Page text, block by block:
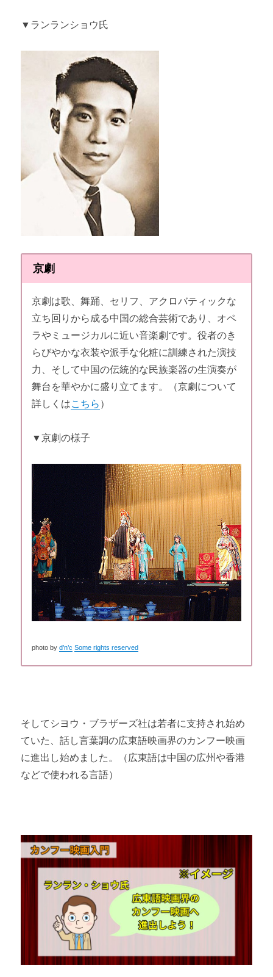
▼ランランショウ氏
京劇
京劇は歌、舞踊、セリフ、アクロバティックな
立ち回りから成る中国の総合芸術であり、オペ
ラやミュージカルに近い音楽劇です。役者のき
らびやかな衣装や派手な化粧に訓練された演技
力、そして中国の伝統的な民族楽器の生演奏が
舞台を華やかに盛り立てます。（京劇について
詳しくはこちら ）
▼京劇の様子
photo byd’n’c Some rights reserved
そしてシヨウ・ブラザーズ社は若者に支持され始め
ていた、話し言葉調の広東語映画界のカンフー映画
に進出し始めました。（広東語は中国の広州や香港
などで使われる言語）